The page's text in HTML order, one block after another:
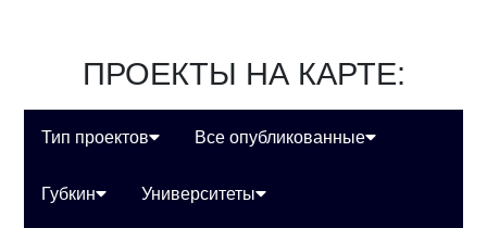
ПРОЕКТЫ НА КАРТЕ:
Тип проектов Все опубликованные
Губкин Университеты